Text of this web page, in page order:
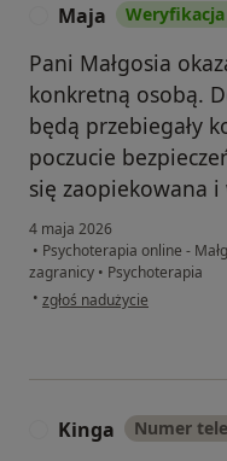
Maja
Pani Małgosia
konkretną osobą.
będą przebiegały
poczucie
się zaopiekowana
4 maja 2026
• Psychoterapia online -
zagranicy • Psychoterapia
• w opinii użytkownika Maja
zgłoś nadużycie
Kinga Numer